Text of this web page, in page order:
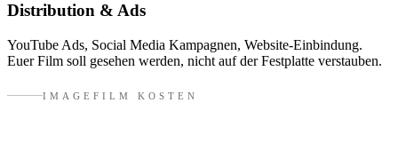
Distribution & Ads
YouTube Ads, Social Media Kampagnen, Website-Einbindung.
Euer Film soll gesehen werden, nicht auf der Festplatte verstauben.
IMAGEFILM KOSTEN